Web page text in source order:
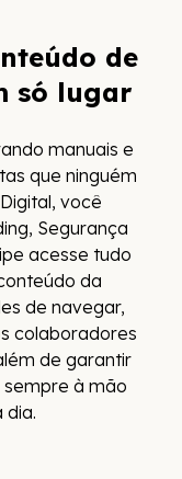
de
só lugar
manuais e
que ninguém
você
Segurança
acesse tudo
da
de navegar,
colaboradores
de garantir
à mão
dia.